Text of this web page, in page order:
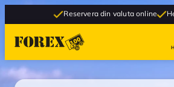
Reservera din valuta online Henting